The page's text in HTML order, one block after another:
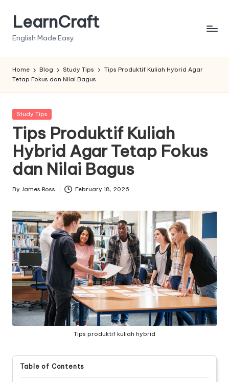
content
LearnCraft
English Made Easy
Home Blog Study Tips
Tips Produktif Kuliah Hybrid Agar
Tetap Fokus dan Nilai Bagus
Posted
Study Tips
Tips Produktif Kuliah
Hybrid Agar Tetap Fokus
dan Nilai Bagus
Posted
By James Ross February 18, 2026
Tips produktif kuliah hybrid
Table of Contents